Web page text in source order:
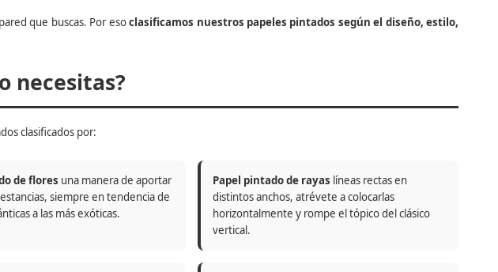
que buscas. Por esoclasificamos nuestros papeles pintados según el diseño, estilo,
necesitas?
clasificados por:
de flores una manera de aportar
siempre en tendencia de
a las más exóticas.
Papel pintado de rayas líneas rectas en
distintos anchos, atrévete a colocarlas
horizontalmente y rompe el tópico del clásico
vertical.